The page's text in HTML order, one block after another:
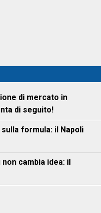
di mercato in
di seguito!
formula: il Napoli
cambia idea: il